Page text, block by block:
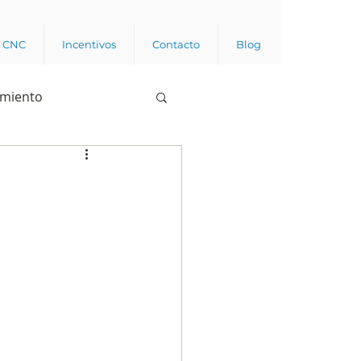
Incentivos Contacto Blog
Business analytics